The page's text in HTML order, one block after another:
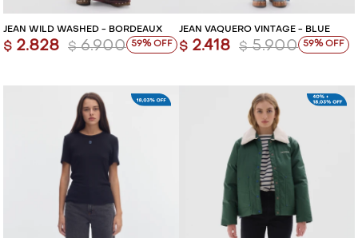
JEAN WILD WASHED - BORDEAUX
$ 2.828 $ 6.900 59
JEAN VAQUERO VINTAGE - BLUE
$ 2.418 $ 5.900 59